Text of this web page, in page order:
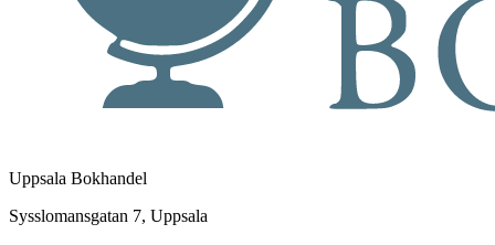
Uppsala Bokhandel
Sysslomansgatan 7, Uppsala